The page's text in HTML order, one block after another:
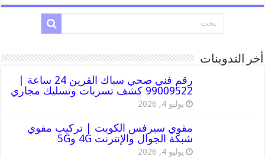
أخر التدوينات
رقم فني صحي سباك القرين 24 ساعة |
99009522 كشف تسربات وتسليك مجاري
يوليو 4, 2026
مقوي سيرفس الكويت | تركيب مقوي
شبكة الجوال والإنترنت 4G و5G
يوليو 4, 2026